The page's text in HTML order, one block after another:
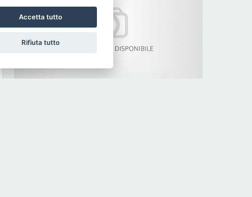
Accetta tutto
Rifiuta tutto